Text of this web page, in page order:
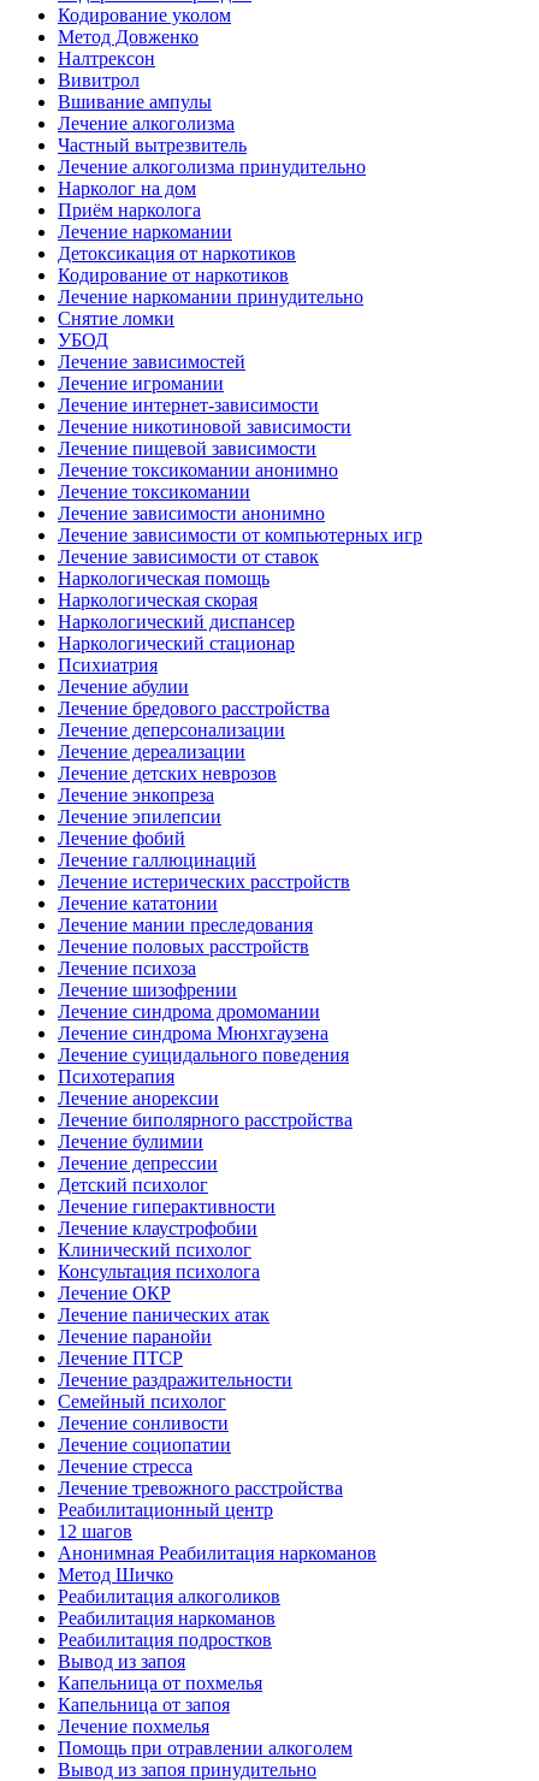
Кодирование уколом
Метод Довженко
Налтрексон
Вивитрол
Вшивание ампулы
Лечение алкоголизма
Частный вытрезвитель
Лечение алкоголизма принудительно
Нарколог на дом
Приём нарколога
Лечение наркомании
Детоксикация от наркотиков
Кодирование от наркотиков
Лечение наркомании принудительно
Снятие ломки
УБОД
Лечение зависимостей
Лечение игромании
Лечение интернет-зависимости
Лечение никотиновой зависимости
Лечение пищевой зависимости
Лечение токсикомании анонимно
Лечение токсикомании
Лечение зависимости анонимно
Лечение зависимости от компьютерных игр
Лечение зависимости от ставок
Наркологическая помощь
Наркологическая скорая
Наркологический диспансер
Наркологический стационар
Психиатрия
Лечение абулии
Лечение бредового расстройства
Лечение деперсонализации
Лечение дереализации
Лечение детских неврозов
Лечение энкопреза
Лечение эпилепсии
Лечение фобий
Лечение галлюцинаций
Лечение истерических расстройств
Лечение кататонии
Лечение мании преследования
Лечение половых расстройств
Лечение психоза
Лечение шизофрении
Лечение синдрома дромомании
Лечение синдрома Мюнхгаузена
Лечение суицидального поведения
Психотерапия
Лечение анорексии
Лечение биполярного расстройства
Лечение булимии
Лечение депрессии
Детский психолог
Лечение гиперактивности
Лечение клаустрофобии
Клинический психолог
Консультация психолога
Лечение ОКР
Лечение панических атак
Лечение паранойи
Лечение ПТСР
Лечение раздражительности
Семейный психолог
Лечение сонливости
Лечение социопатии
Лечение стресса
Лечение тревожного расстройства
Реабилитационный центр
12 шагов
Анонимная Реабилитация наркоманов
Метод Шичко
Реабилитация алкоголиков
Реабилитация наркоманов
Реабилитация подростков
Вывод из запоя
Капельница от похмелья
Капельница от запоя
Лечение похмелья
Помощь при отравлении алкоголем
Вывод из запоя принудительно